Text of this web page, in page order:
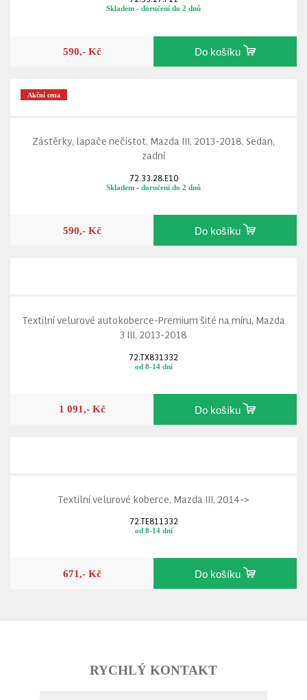
Skladem - doručení do 2 dnů
590,- Kč Do košíku
Akční cena
Zástěrky, lapače nečistot, Mazda III, 2013-2018, Sedan,
zadní
72.33.28.E10
Skladem - doručení do 2 dnů
590,- Kč Do košíku
Textilní velurové autokoberce-Premium šité na míru, Mazda
3 III, 2013-2018
72.TX831332
od 8-14 dní
1 091,- Kč Do košíku
Textilní velurové koberce, Mazda III, 2014->
72.TE811332
od 8-14 dní
671,- Kč Do košíku
RYCHLÝ KONTAKT